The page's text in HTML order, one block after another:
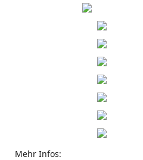
Mehr Infos: